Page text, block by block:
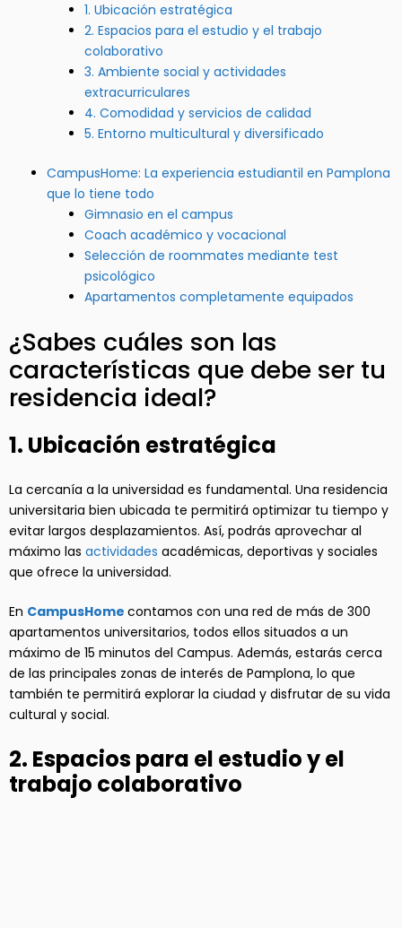
1. Ubicación estratégica
2. Espacios para el estudio y el trabajo
colaborativo
3. Ambiente social y actividades
extracurriculares
4. Comodidad y servicios de calidad
5. Entorno multicultural y diversificado
CampusHome: La experiencia estudiantil en Pamplona
que lo tiene todo
Gimnasio en el campus
Coach académico y vocacional
Selección de roommates mediante test
psicológico
Apartamentos completamente equipados
¿Sabes cuáles son las
características que debe ser tu
residencia ideal?
1. Ubicación estratégica
La cercanía a la universidad es fundamental. Una residencia
universitaria bien ubicada te permitirá optimizar tu tiempo y
evitar largos desplazamientos. Así, podrás aprovechar al
máximo las actividades académicas, deportivas y sociales
que ofrece la universidad.
En CampusHome contamos con una red de más de 300
apartamentos universitarios, todos ellos situados a un
máximo de 15 minutos del Campus. Además, estarás cerca
de las principales zonas de interés de Pamplona, lo que
también te permitirá explorar la ciudad y disfrutar de su vida
cultural y social.
2. Espacios para el estudio y el
trabajo colaborativo